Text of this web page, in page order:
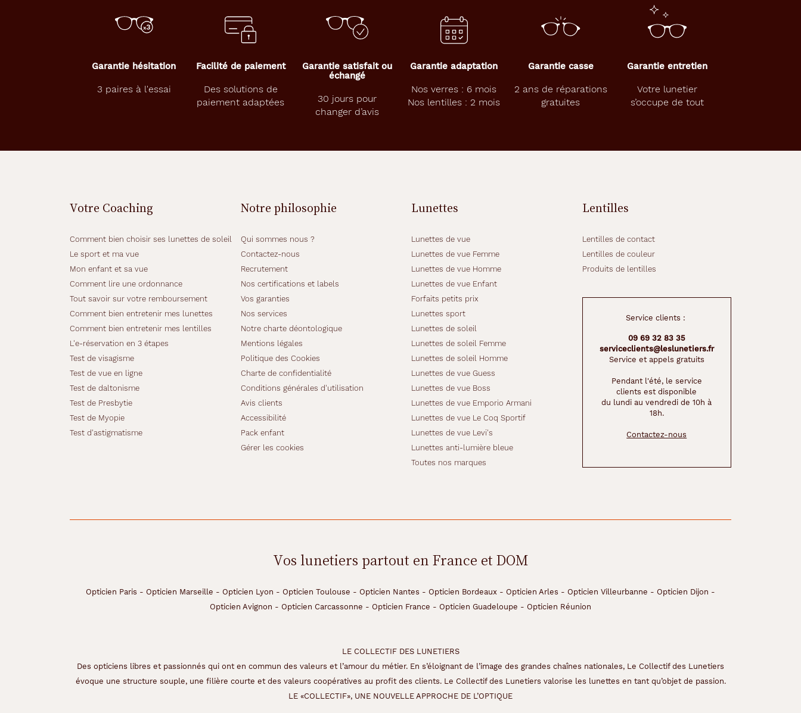
Garantie hésitation
3 paires à l'essai
Facilité de paiement
Des solutions de
paiement adaptées
Garantie satisfait ou
échangé
30 jours pour
changer d’avis
Garantie adaptation
Nos verres : 6 mois
Nos lentilles : 2 mois
Garantie casse
2 ans de réparations
gratuites
Garantie entretien
Votre lunetier
s’occupe de tout
Votre Coaching
Comment bien choisir ses lunettes de soleil
Le sport et ma vue
Mon enfant et sa vue
Comment lire une ordonnance
Tout savoir sur votre remboursement
Comment bien entretenir mes lunettes
Comment bien entretenir mes lentilles
L'e-réservation en 3 étapes
Test de visagisme
Test de vue en ligne
Test de daltonisme
Test de Presbytie
Test de Myopie
Test d'astigmatisme
Notre philosophie
Qui sommes nous ?
Contactez-nous
Recrutement
Nos certifications et labels
Vos garanties
Nos services
Notre charte déontologique
Mentions légales
Politique des Cookies
Charte de confidentialité
Conditions générales d'utilisation
Avis clients
Accessibilité
Pack enfant
Gérer les cookies
Lunettes
Lunettes de vue
Lunettes de vue Femme
Lunettes de vue Homme
Lunettes de vue Enfant
Forfaits petits prix
Lunettes sport
Lunettes de soleil
Lunettes de soleil Femme
Lunettes de soleil Homme
Lunettes de vue Guess
Lunettes de vue Boss
Lunettes de vue Emporio Armani
Lunettes de vue Le Coq Sportif
Lunettes de vue Levi's
Lunettes anti-lumière bleue
Toutes nos marques
Lentilles
Lentilles de contact
Lentilles de couleur
Produits de lentilles
Service clients :
09 69 32 83 35
serviceclients@leslunetiers.fr
Service et appels gratuits
Pendant l'été, le service
clients est disponible
du lundi au vendredi de 10h à
18h.
Contactez-nous
Vos lunetiers partout en France et DOM
Opticien Paris - Opticien Marseille - Opticien Lyon - Opticien Toulouse - Opticien Nantes - Opticien Bordeaux - Opticien Arles - Opticien Villeurbanne - Opticien Dijon -
Opticien Avignon - Opticien Carcassonne - Opticien France - Opticien Guadeloupe - Opticien Réunion
LE COLLECTIF DES LUNETIERS
Des opticiens libres et passionnés qui ont en commun des valeurs et l’amour du métier. En s’éloignant de l’image des grandes chaînes nationales, Le Collectif des Lunetiers
évoque une structure souple, une filière courte et des valeurs coopératives au profit des clients. Le Collectif des Lunetiers valorise les lunettes en tant qu’objet de passion.
LE «COLLECTIF», UNE NOUVELLE APPROCHE DE L’OPTIQUE